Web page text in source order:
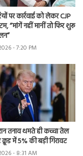
पर कार्रवाई को लेकर CJP
“मांगें नहीं मानीं तो फिर शुरू
- 7:20 PM
तनाव थमते ही कच्चा तेल
में 5% की बड़ी गिरावट
- 8:31 AM